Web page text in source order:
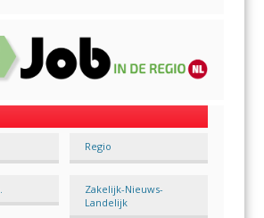
Regio
Zakelijk-Nieuws-
Landelijk